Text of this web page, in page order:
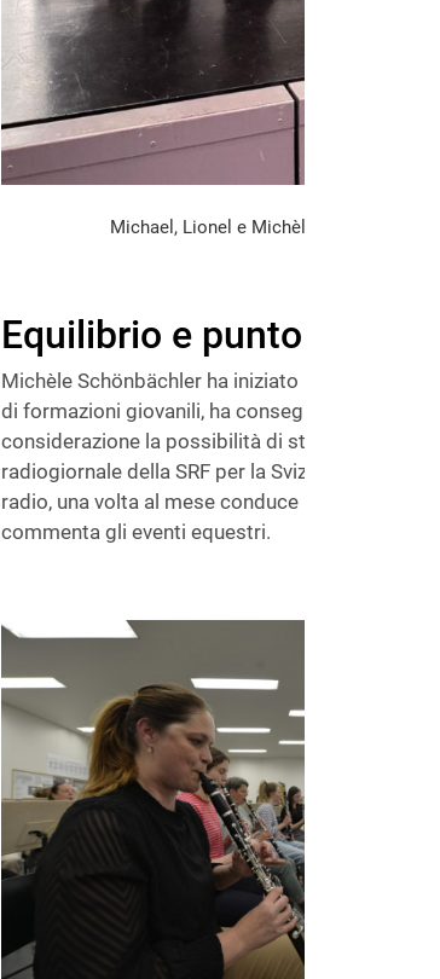
Michael, Lionel e Michèle Schönbächler.
Equilibrio e punto fermo
Michèle Schönbächler ha iniziato a suonare il
di formazioni giovanili, ha conseguito la
considerazione la possibilità di studiare
radiogiornale della SRF per la Svizzera
radio, una volta al mese conduce la
commenta gli eventi equestri.